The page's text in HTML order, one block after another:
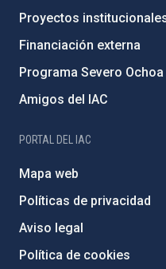
Proyectos
Financiación externa
Programa Severo Ochoa
Amigos del IAC
PORTAL DEL IAC
Mapa web
Políticas de privacidad
Aviso legal
Política de cookies